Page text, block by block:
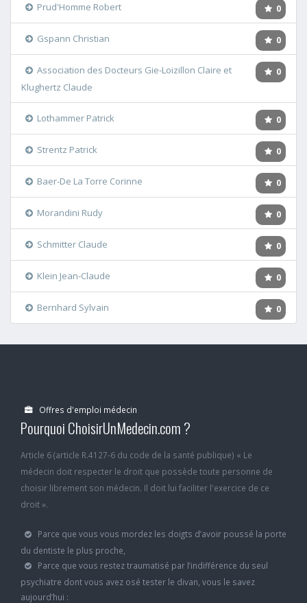
0
Prud'Homme Robert
0
Gspann Christian
0
Association des Docteurs Gie-Loizillon Claire et
Klughertz Claude
0
Lothammer Patrick
0
Strentz Patrick
0
Baer-De La Torre Corinne
0
Morandini Rudy
0
Schmitter Claude
0
Klein Jean-Claude
0
Bernhard Sylvain
Offres d'emploi médecin
Pourquoi ChoisirUnMedecin.com ?
Article 6 (article R.4127-6 du code de la santé publique) « Le
médecin doit respecter le droit que possède toute personne de
choisir librement son médecin. Il doit lui faciliter l'exercice de ce
droit ».
Parce que vous vous mordez les doigts d’avoir poussé la porte
du dentiste le plus proche,
Parce que vous restez traumatisé par l’indifférence du seul
psychiatre dont vous avez osé tester le divan, vous le savez
aujourd’hui :